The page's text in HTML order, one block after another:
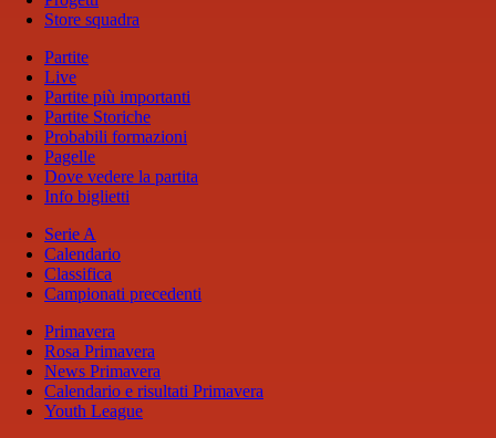
Store squadra
Partite
Live
Partite più importanti
Partite Storiche
Probabili formazioni
Pagelle
Dove vedere la partita
Info biglietti
Serie A
Calendario
Classifica
Campionati precedenti
Primavera
Rosa Primavera
News Primavera
Calendario e risultati Primavera
Youth League